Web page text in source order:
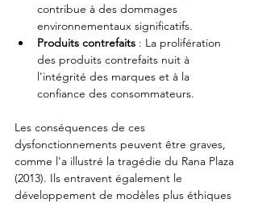
contribue à des dommages
environnementaux significatifs.
Produits contrefaits : La prolifération
des produits contrefaits nuit à
l'intégrité des marques et à la
confiance des consommateurs.
Les conséquences de ces
dysfonctionnements peuvent être graves,
comme l'a illustré la tragédie du Rana Plaza
(2013). Ils entravent également le
développement de modèles plus éthiques